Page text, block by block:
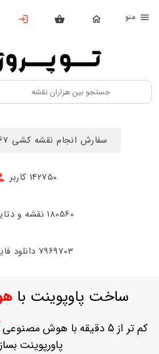
بستن
محصولات
تهیه
اشتراک
حساب
ثبت
سفارش انجام نقشه کشی 09170547167
142750 کاربر
180560 نقشه و دتایل
7969703 دانلود فایل
ساخت پاوپوینت با
کم تر از 5 دقیقه با هوش مصنوعی
پاورپوینت